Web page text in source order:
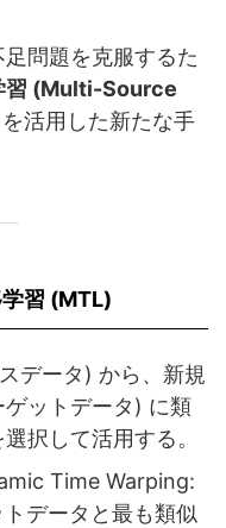
問題を克服するた
習 (Multi-Source
を活用した新たな手
習 (MTL)
データ) から、新規
ットデータ) に類
択して活用する。
Time Warping:
データと最も類似